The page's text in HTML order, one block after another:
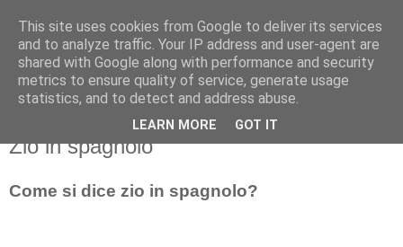
lunedì 14 dicembre 2015
Zio in spagnolo
Come si dice zio in spagnolo?
This site uses cookies from Google to deliver its services
and to analyze traffic. Your IP address and user-agent are
shared with Google along with performance and security
metrics to ensure quality of service, generate usage
statistics, and to detect and address abuse.
LEARN MORE GOT IT